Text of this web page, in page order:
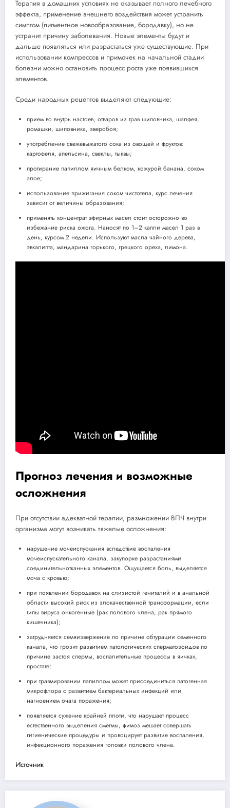
Терапия в домашних условиях не оказывает полного лечебного
эффекта, применение внешнего воздействия может устранить
симптом (пигментное новообразование, бородавку), но не
устранит причину заболевания. Новые элементы будут и
дальше появляться или разрастаться уже существующие. При
использовании компрессов и примочек на начальной стадии
болезни можно остановить процесс роста уже появившихся
элементов.
Среди народных рецептов выделяют следующие:
прием во внутрь настоев, отваров из трав шиповника, шалфея,
ромашки, шиповника, зверобоя;
употребление свежевыжатого сока из овощей и фруктов:
картофеля, апельсина, свеклы, тыквы;
протирание папиллом яичным белком, кожурой банана, соком
алое;
использование прижигания соком чистотела, курс лечения
зависит от величины образования;
применять концентрат эфирных масел стоит осторожно во
избежание риска ожога. Наносят по 1–2 капли масел 1 раз в
день, курсом 2 недели. Используют масла чайного дерева,
эвкалипта, мандарина горького, грецкого ореха, лимона.
Прогноз лечения и возможные
осложнения
При отсутствии адекватной терапии, размножении ВПЧ внутри
организма могут возникать тяжелые осложнения:
нарушение мочеиспускания вследствие воспаления
мочеиспускательного канала, закупорке разрастаниями
соединительнотканных элементов. Ощущается боль, выделяется
моча с кровью;
при появлении бородавок на слизистой гениталий и в анальной
области высокий риск из злокачественной трансформации, если
типы вируса онкогенные (рак полового члена, рак прямого
кишечника);
затрудняется семяизвержение по причине обтурации семенного
канала, что грозит развитием патологических сперматозоидов по
причине застоя спермы, воспалительные процессы в яичках,
простате;
при травмировании папиллом может присоединиться патогенная
микрофлора с развитием бактериальных инфекций или
нагноением очага поражения;
появляется сужение крайней плоти, что нарушает процесс
естественного выделения смегмы, фимоз мешает совершать
гигиенические процедуры и провоцирует развитие воспаления,
инфекционного поражения головки полового члена.
Источник